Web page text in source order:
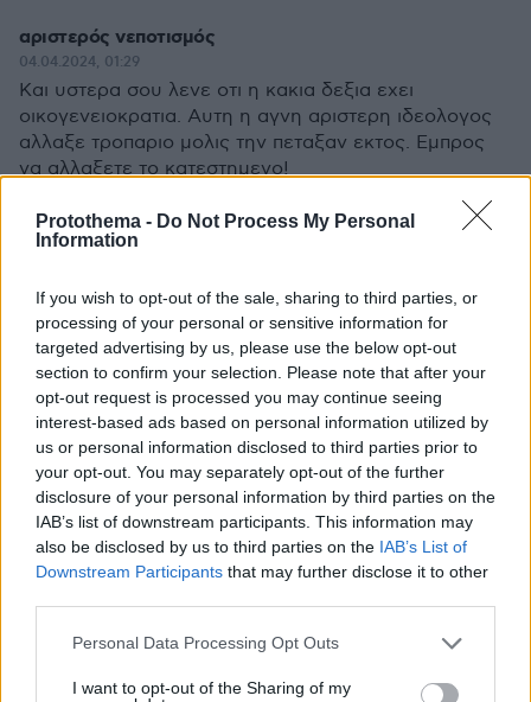
Protothema - Do Not Process My Personal
Information
If you wish to opt-out of the sale, sharing to third parties, or
processing of your personal or sensitive information for
targeted advertising by us, please use the below opt-out
section to confirm your selection. Please note that after your
opt-out request is processed you may continue seeing
interest-based ads based on personal information utilized by
us or personal information disclosed to third parties prior to
your opt-out. You may separately opt-out of the further
disclosure of your personal information by third parties on the
IAB’s list of downstream participants. This information may
also be disclosed by us to third parties on the IAB’s List of
Downstream Participants that may further disclose it to other
Please note that this website/app uses one or more Google
not limited to your visit or usage behaviour. You may click to
Personal Data Processing Opt Outs
I want to opt-out of the Sharing of my
αριστερός νεποτισμός
04.04.2024, 01:29
Και υστερα σου λενε οτι η κακια δεξια εχει
οικογενειοκρατια. Αυτη η αγνη αριστερη ιδεολογος
αλλαξε τροπαριο μολις την πεταξαν εκτος. Εμπρος
να αλλαξετε το κατεστημενο!
είχαν τα κουμάντα.
04.04.2024, 01:18
Γνωστά φαινόμενα στη Συριζαϊκή Ιερουσαλήμ.
Απλώς,τώρα οι πρώην ευνομούμενοι βλέπουν την
άλλη όχθη.Καλή τύχη.
ΑΠΑΝΤΗΣΗ
ΦΟΡΤΩΣΗ ΠΕΡΙΣΣΟΤΕΡΩΝ ΣΧΟΛΙΩΝ
ΌΝΟΜΑ *